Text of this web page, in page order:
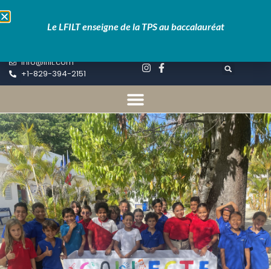
EducartablePronote
info@lfilt.com
+1-829-394-2151
Le LFILT enseigne de la TPS au baccalauréat